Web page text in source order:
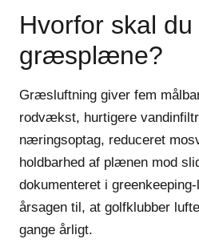
Hvorfor skal
græsplæne?
Græsluftning giver fem
rodvækst, hurtigere
næringsoptag, reduceret
holdbarhed af plænen mod
dokumenteret i
årsagen til, at golfklubber
gange årligt.